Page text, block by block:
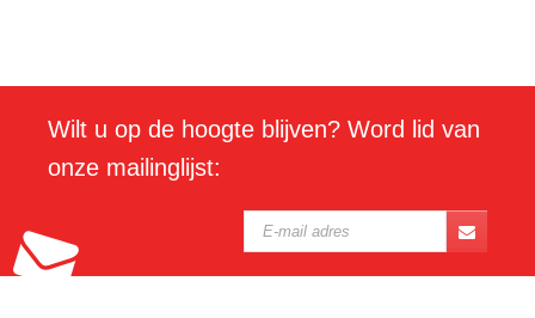
Wilt u op de hoogte blijven? Word lid van
onze mailinglijst: